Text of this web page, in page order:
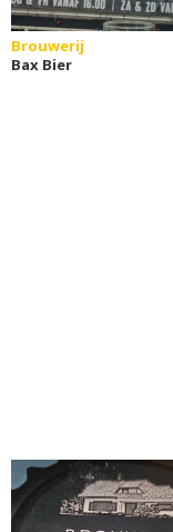
Brouwerij
Bax Bier